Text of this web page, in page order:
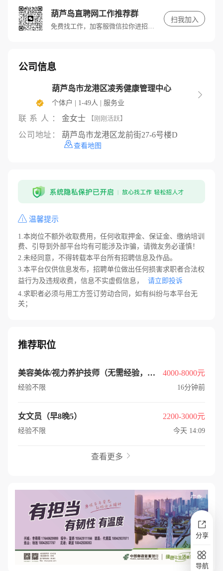
葫芦岛直聘网工作推荐群
免费找工作，加客服微信拉你进招聘群
扫我加入
公司信息
葫芦岛市龙港区凌秀健康管理中心
个体户 | 1-49人 | 服务业

联系人： 金女士 【刚刚活跃】
公司地址： 葫芦岛市龙港区龙前街27-6号楼D
查看地图
温馨提示
1.本岗位不额外收取费用，任何收取押金、保证金、缴纳培训
费、引导到外部平台均有可能涉及诈骗，请微友务必谨慎！
2.未经同意，不得转载本平台所有招聘信息及作品。
3.本平台仅供信息发布，招聘单位做出任何损害求职者合法权
益行为及违规收费，信息不实虚假信息，
请立即投诉
4.求职者必须与用工方签订劳动合同，如有纠纷与本平台无
关；
推荐职位
美容美体/视力养护技师（无需经验，简单易学好上手） 4000-8000元
经验不限 16分钟前
女文员（早8晚5） 2200-3000元
经验不限 今天 14:09
查看更多 
分享
导航